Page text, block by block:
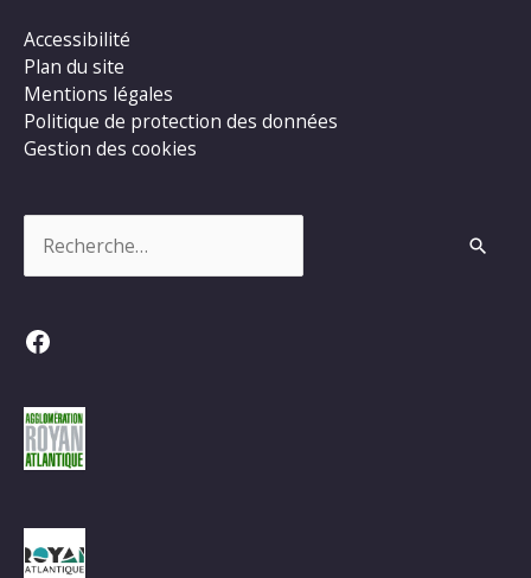
Accessibilité
Plan du site
Mentions légales
Politique de protection des données
Gestion des cookies
Facebook